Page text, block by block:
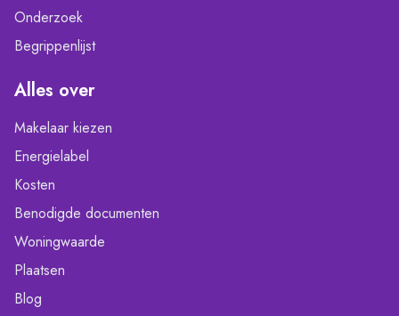
Onderzoek
Begrippenlijst
Alles over
Makelaar kiezen
Energielabel
Kosten
Benodigde documenten
Woningwaarde
Plaatsen
Blog